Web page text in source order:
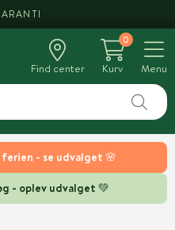
- se udvalget 🌸
- oplev udvalget 💚
DAG
Find center
0
Kurv
Menu